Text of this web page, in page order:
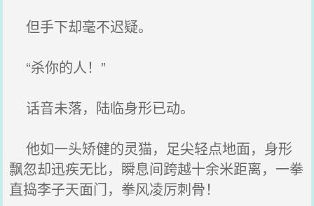
但手下却毫不迟疑。
“杀你的人！”
话音未落，陆临身形已动。
他如一头矫健的灵猫，足尖轻点地面，身形
飘忽却迅疾无比，瞬息间跨越十余米距离，一拳
直捣李子天面门，拳风凌厉刺骨！